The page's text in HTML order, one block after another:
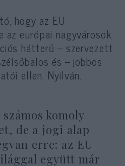
hogy az EU
európai nagyvárosok
hátterű – szervezett
és – jobbos
ellen. Nyilván.
komoly
de a jogi alap
erre: az EU
együtt már